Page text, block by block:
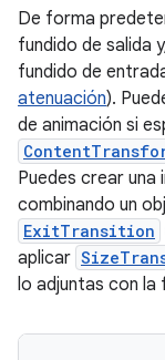
De forma
fundido de salida
fundido de
atenuación).
de animación si
Puedes crear una
combinando un
ExitTransition
aplicar
lo adjuntas con la